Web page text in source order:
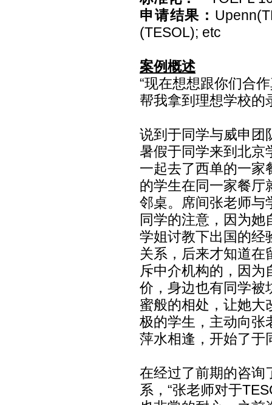
申请结果：
(TESOL); etc
案例概述
“现在想想跟你们合
帮我拿到理想学校的
说到于同学与威申团
暑假于同学来到北京
一起去了西单的一家
的学生在同一家餐厅
邻桌。席间张老师与
同学的注意，因为她
学姐讨教下出国的经
关系，后来才知道在
斥中介机构的，因
价，身边也有同学被
蜜般的相处，让她大
极的学生，主动向张
萍水相逢，开始了于
在经过了前期的咨询
系，“张老师对于